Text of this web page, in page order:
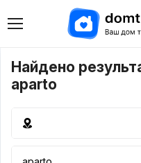
Найдено
aparto